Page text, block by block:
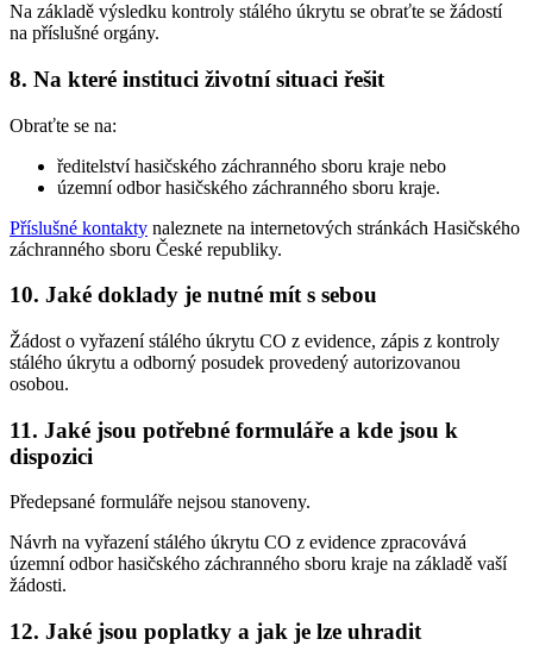
Na základě výsledku kontroly stálého úkrytu se obraťte se žádostí
na příslušné orgány.
8. Na které instituci životní situaci řešit
Obraťte se na:
ředitelství hasičského záchranného sboru kraje nebo
územní odbor hasičského záchranného sboru kraje.
Příslušné kontakty naleznete na internetových stránkách Hasičského
záchranného sboru České republiky.
10. Jaké doklady je nutné mít s sebou
Žádost o vyřazení stálého úkrytu CO z evidence, zápis z kontroly
stálého úkrytu a odborný posudek provedený autorizovanou
osobou.
11. Jaké jsou potřebné formuláře a kde jsou k
dispozici
Předepsané formuláře nejsou stanoveny.
Návrh na vyřazení stálého úkrytu CO z evidence zpracovává
územní odbor hasičského záchranného sboru kraje na základě vaší
žádosti.
12. Jaké jsou poplatky a jak je lze uhradit